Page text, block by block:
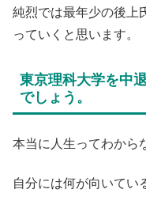
純烈では最年少の後上
っていくと思います。
東京理科大学を中
でしょう。
本当に人生ってわから
自分には何が向いてい